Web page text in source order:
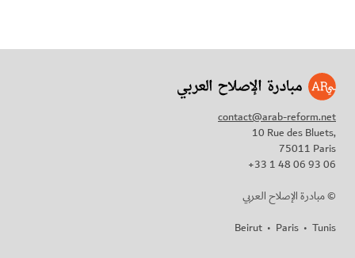
contact@arab-reform.net
10 Rue des Bluets,
75011 Paris
+33 1 48 06 93 06
مبادرة الإصلاح العربي ©
Beirut • Paris • Tunis